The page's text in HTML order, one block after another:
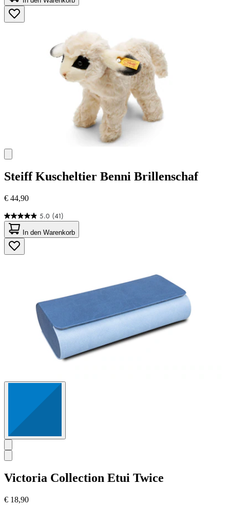
5
Sternen.
1
Steiff Kuscheltier Benni Brillenschaf
€ 44,90
5.0 (41)
5.0
von
5
Sternen.
41
In den Warenkorb
Victoria Collection Etui Twice
€ 18,90